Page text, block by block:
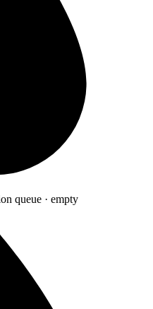
queue · empty